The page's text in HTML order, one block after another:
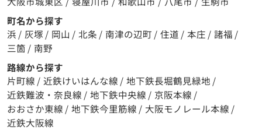
町名から探す
浜 / 灰塚 / 岡山 / 北条 / 南津の辺町 / 住道 / 本庄 / 諸福 /
三箇 / 南野
路線から探す
片町線 / 近鉄けいはんな線 / 地下鉄長堀鶴見緑地 /
近鉄難波・奈良線 / 地下鉄中央線 / 京阪本線 /
おおさか東線 / 地下鉄今里筋線 / 大阪モノレール本線 /
近鉄大阪線